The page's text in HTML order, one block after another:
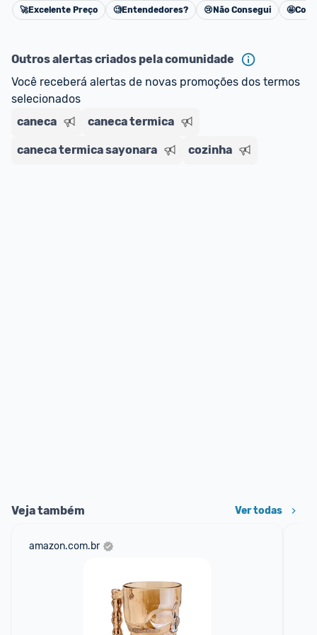
oferta do Promobit, ou de um vendedor Oficial
E lembre-se: você sempre pode contar ajuda da
comunidade para tirar dúvidas ou acionar os
nossos Admins marcando
comentário ou através do Fale com o Promobit.
Cancelar
🚀Excelente Preço 🧐Entendedores? 😢 Não Consegui 🤩
Outros alertas criados pela comunidade
Você receberá alertas de novas promoções dos termos
selecionados
caneca
caneca termica
caneca termica sayonara cozinha
Veja também Ver todas
amazon.com.br